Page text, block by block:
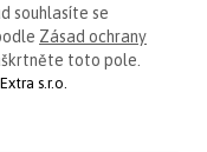
souhlasíte se
Zásad ochrany
toto pole.
s.r.o.